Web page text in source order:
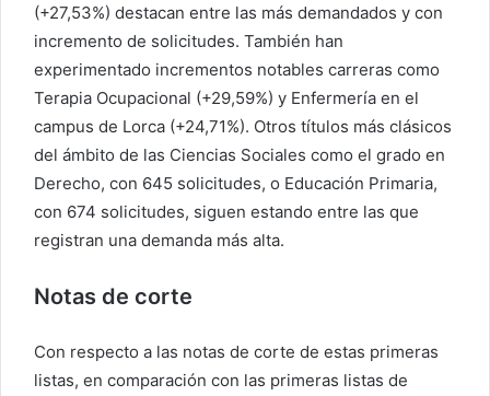
(+27,53%) destacan entre las más demandados y con
incremento de solicitudes. También han
experimentado incrementos notables carreras como
Terapia Ocupacional (+29,59%) y Enfermería en el
campus de Lorca (+24,71%). Otros títulos más clásicos
del ámbito de las Ciencias Sociales como el grado en
Derecho, con 645 solicitudes, o Educación Primaria,
con 674 solicitudes, siguen estando entre las que
registran una demanda más alta.
Notas de corte
Con respecto a las notas de corte de estas primeras
listas, en comparación con las primeras listas de